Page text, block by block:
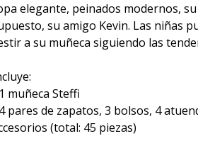
elegante, peinados modernos,
su amigo Kevin. Las niñas
a su muñeca siguiendo las
muñeca Steffi
pares de zapatos, 3 bolsos, 4
(total: 45 piezas)